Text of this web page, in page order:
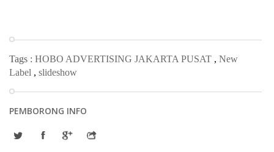
Tags : HOBO ADVERTISING JAKARTA PUSAT , New
Label , slideshow
PEMBORONG INFO